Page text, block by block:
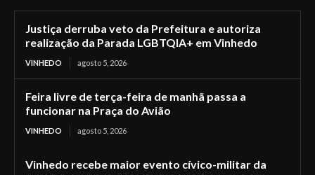
Justiça derruba veto da Prefeitura e autoriza
realização da Parada LGBTQIA+ em Vinhedo
VINHEDO agosto 5, 2026
Feira livre de terça-feira de manhã passa a
funcionar na Praça do Avião
VINHEDO agosto 5, 2026
Vinhedo recebe maior evento cívico-militar da